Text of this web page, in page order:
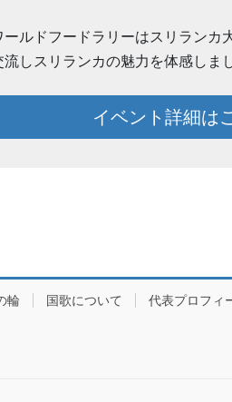
ールドフードラリーはスリランカ
しスリランカの魅力を体感しま
イベント詳細は
輪 国歌について 代表プロフィ